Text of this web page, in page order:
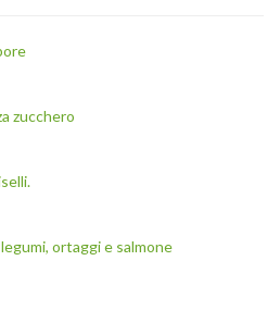
zucchero
ortaggi e salmone